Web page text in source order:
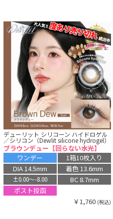
デューリット シリコーン ハイドロゲル
／シリコン（Dewlit silicone hydrogel）
ブラウンデュー【回らない水光】
ワンデー
1箱10枚入り
DIA 14.5mm
着色 13.6mm
±0.00〜-8.00
BC 8.7mm
ポスト投函
￥1,760 (税込)